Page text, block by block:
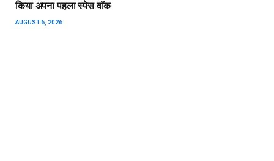
किया अपना पहला स्पेस वॉक
AUGUST 6, 2026